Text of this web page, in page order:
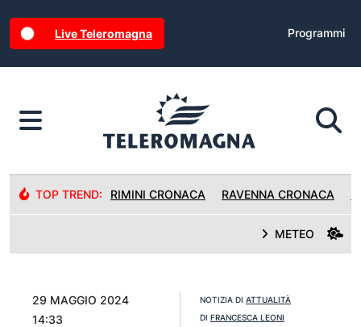
Live Teleromagna Programmi
TOP TREND: RIMINI CRONACA RAVENNA CRONACA
METEO
29 MAGGIO 2024
14:33
NOTIZIA DI ATTUALITÀ
DI FRANCESCA LEONI